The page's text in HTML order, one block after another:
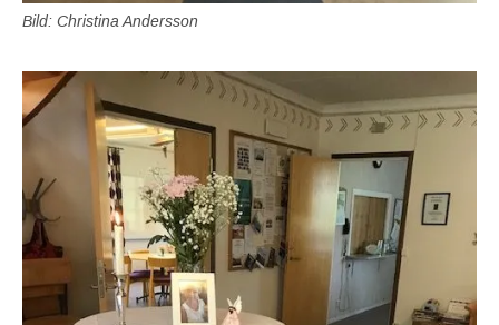
Bild: Christina Andersson